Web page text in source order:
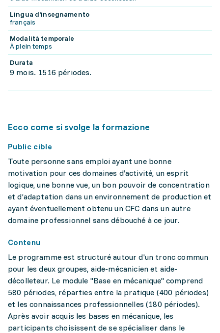
Lingua d'insegnamento
français
Modalità temporale
À plein temps
Durata
9 mois. 1516 périodes.
Ecco come si svolge la formazione
Public cible
Toute personne sans emploi ayant une bonne
motivation pour ces domaines d’activité, un esprit
logique, une bonne vue, un bon pouvoir de concentration
et d’adaptation dans un environnement de production et
ayant éventuellement obtenu un CFC dans un autre
domaine professionnel sans débouché à ce jour.
Contenu
Le programme est structuré autour d'un tronc commun
pour les deux groupes, aide-mécanicien et aide-
décolleteur. Le module "Base en mécanique" comprend
580 périodes, réparties entre la pratique (400 périodes)
et les connaissances professionnelles (180 périodes).
Après avoir acquis les bases en mécanique, les
participants choisissent de se spécialiser dans le